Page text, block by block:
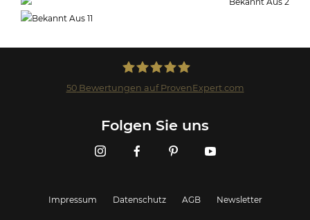
50Bewertungen auf ProvenExpert.com
Folgen Sie uns
Impressum Datenschutz AGB Newsletter